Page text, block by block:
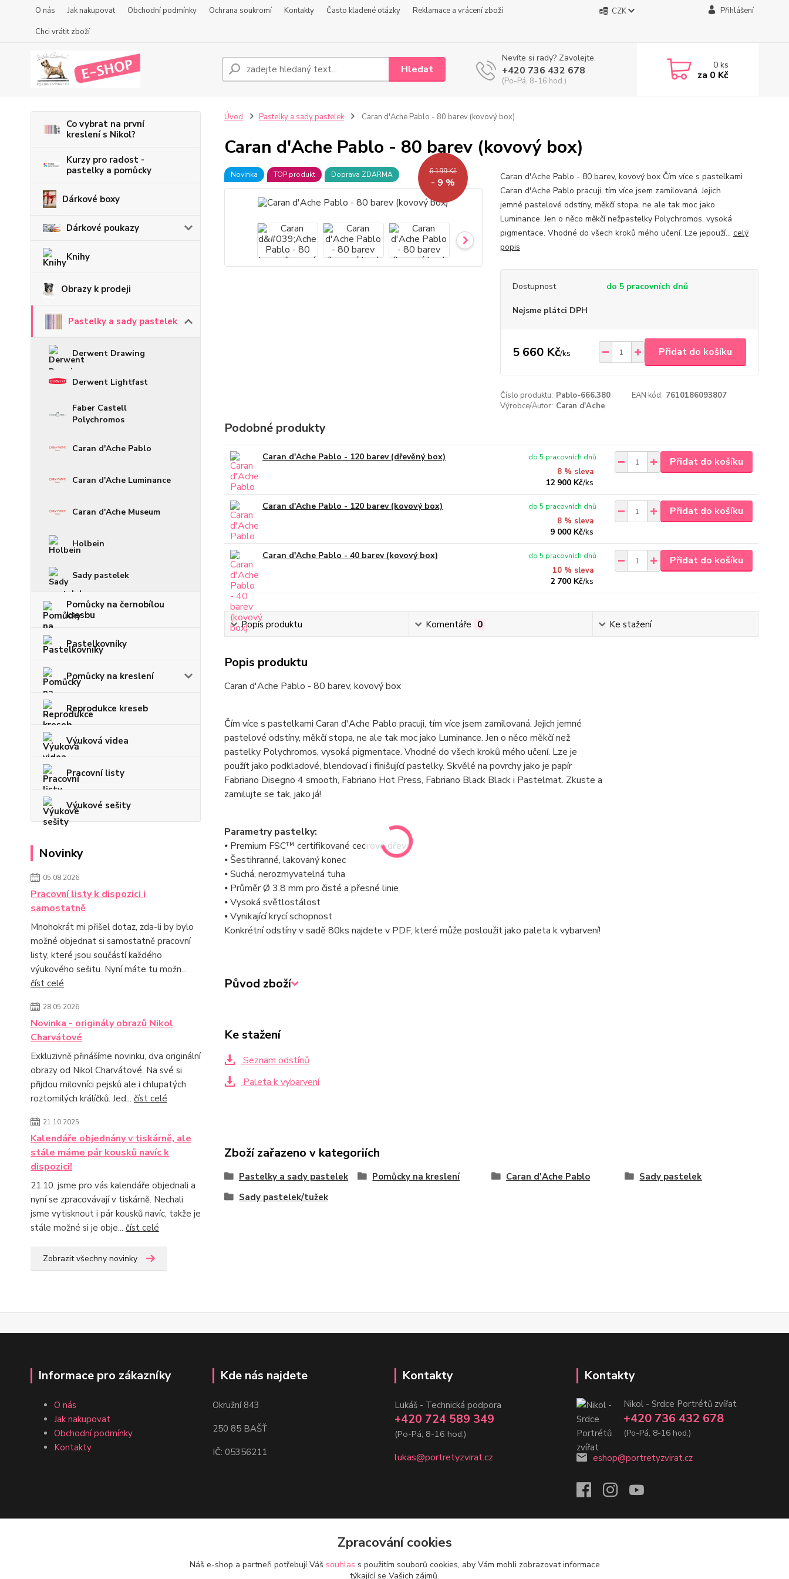
O nás Jak nakupovat Obchodní podmínky Ochrana soukromí Kontakty Často kladené otázky
Reklamace a vrácení zboží
Chci vrátit zboží
CZK Přihlášení
Hledat
Nevíte si rady? Zavolejte.
+420 736 432 678
(Po-Pá, 8-16 hod.)
0ks
za 0 Kč
Co vybrat na první
kreslení s Nikol?
Kurzy pro radost -
pastelky a pomůcky
Dárkové boxy
Dárkové poukazy
Knihy
Obrazy k prodeji
Pastelky a sady pastelek
Derwent Drawing
Derwent Lightfast
Faber Castell
Polychromos
Caran d'Ache Pablo
Caran d'Ache Luminance
Caran d'Ache Museum
Holbein
Sady pastelek
Pomůcky na černobílou
kresbu
Pastelkovníky
Pomůcky na kreslení
Reprodukce kreseb
Výuková videa
Pracovní listy
Výukové sešity
Novinky
05.08.2026
Pracovní listy k dispozici i
samostatně
Mnohokrát mi přišel dotaz, zda-li by bylo
možné objednat si samostatně pracovní
listy, které jsou součástí každého
výukového sešitu. Nyní máte tu možn...
číst celé
28.05.2026
Novinka - originály obrazů Nikol
Charvátové
Exkluzivně přinášíme novinku, dva originální
obrazy od Nikol Charvátové. Na své si
přijdou milovníci pejsků ale i chlupatých
roztomilých králíčků. Jed... číst celé
21.10.2025
Kalendáře objednány v tiskárně, ale
stále máme pár kousků navíc k
dispozici!
21.10. jsme pro vás kalendáře objednali a
nyní se zpracovávají v tiskárně. Nechali
jsme vytisknout i pár kousků navíc, takže je
stále možné si je obje... číst celé
Zobrazit všechny novinky
Úvod Pastelky a sady pastelek Caran d'Ache Pablo - 80 barev (kovový box)
Caran d'Ache Pablo - 80 barev (kovový box)
Novinka TOP produkt Doprava ZDARMA 6 199 Kč
- 9 %
Caran d'Ache Pablo - 80 barev, kovový box Čím více s pastelkami
Caran d'Ache Pablo pracuji, tím více jsem zamilovaná. Jejich
jemné pastelové odstíny, měkčí stopa, ne ale tak moc jako
Luminance. Jen o něco měkčí nežpastelky Polychromos, vysoká
pigmentace. Vhodné do všech kroků mého učení. Lze jepouží... celý
popis
Dostupnost do 5 pracovních dnů
Nejsme plátci DPH
5 660 Kč/ks Přidat do košíku
Číslo produktu: Pablo-666.380 EAN kód: 7610186093807
Výrobce/Autor: Caran d'Ache
Podobné produkty
Caran d'Ache Pablo - 120 barev (dřevěný box)
8 % sleva
12 900 Kč/ks
do 5 pracovních dnů Přidat do košíku
Caran d'Ache Pablo - 120 barev (kovový box)
8 % sleva
9 000 Kč/ks
do 5 pracovních dnů Přidat do košíku
Caran d'Ache Pablo - 40 barev (kovový box)
10 % sleva
2 700 Kč/ks
do 5 pracovních dnů Přidat do košíku
Popis produktu Komentáře 0 Ke stažení
Popis produktu
Caran d'Ache Pablo - 80 barev, kovový box
Čím více s pastelkami Caran d'Ache Pablo pracuji, tím více jsem zamilovaná. Jejich jemné
pastelové odstíny, měkčí stopa, ne ale tak moc jako Luminance. Jen o něco měkčí než
pastelky Polychromos, vysoká pigmentace. Vhodné do všech kroků mého učení. Lze je
použít jako podkladové, blendovací i finišující pastelky. Skvělé na povrchy jako je papír
Fabriano Disegno 4 smooth, Fabriano Hot Press, Fabriano Black Black i Pastelmat. Zkuste a
zamilujte se tak, jako já!
Parametry pastelky:
⦁ Premium FSC™ certifikované cedrové dřevo
⦁ Šestihranné, lakovaný konec
⦁ Suchá, nerozmyvatelná tuha
⦁ Průměr Ø 3.8 mm pro čisté a přesné linie
⦁ Vysoká světlostálost
⦁ Vynikající krycí schopnost
Konkrétní odstíny v sadě 80ks najdete v PDF, které může posloužit jako paleta k vybarvení!
Původ zboží
Ke stažení
Seznam odstínů
Paleta k vybarvení
Zboží zařazeno v kategoriích
Pastelky a sady pastelek Pomůcky na kreslení Caran d'Ache Pablo
Sady pastelek
Sady pastelek/tužek
Informace pro zákazníky
O nás
Jak nakupovat
Obchodní podmínky
Kontakty
Kde nás najdete
Okružní 843
250 85 BAŠŤ
IČ: 05356211
Kontakty
Lukáš - Technická podpora
+420 724 589 349
(Po-Pá, 8-16 hod.)
lukas@portretyzvirat.cz
Kontakty
Nikol - Srdce Portrétů zvířat
+420 736 432 678
(Po-Pá, 8-16 hod.)
eshop@portretyzvirat.cz
Zpracování cookies
Náš e-shop a partneři potřebují Váš souhlas s použitím souborů cookies, aby Vám mohli zobrazovat informace
týkající se Vašich zájmů.